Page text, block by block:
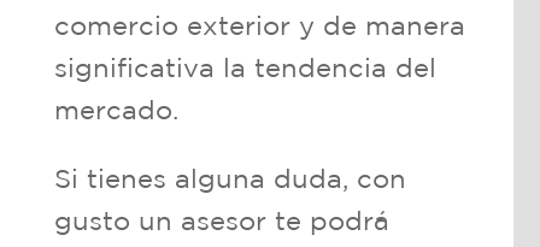
comercio exterior y de manera
significativa la tendencia del
mercado.
Si tienes alguna duda, con
gusto un asesor te podrá